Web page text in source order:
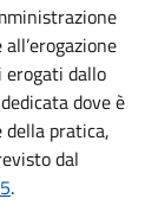
erogati dallo
dove è
pratica,
dal
.